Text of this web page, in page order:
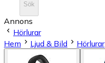
Sök
Annons
Hörlurar
Hem
Ljud & Bild Hörlurar